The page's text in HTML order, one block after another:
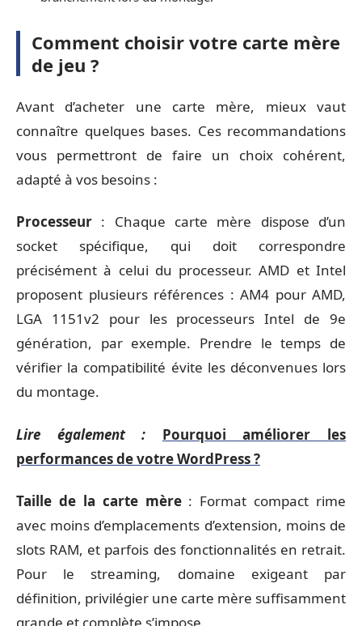
Comment choisir votre carte mère
de jeu ?
Avant d’acheter une carte mère, mieux vaut
connaître quelques bases. Ces recommandations
vous permettront de faire un choix cohérent,
adapté à vos besoins :
Processeur : Chaque carte mère dispose d’un
socket spécifique, qui doit correspondre
précisément à celui du processeur. AMD et Intel
proposent plusieurs références : AM4 pour AMD,
LGA 1151v2 pour les processeurs Intel de 9e
génération, par exemple. Prendre le temps de
vérifier la compatibilité évite les déconvenues lors
du montage.
Lire également :
Pourquoi améliorer les
performances de votre WordPress ?
Taille de la carte mère: Format compact rime
avec moins d’emplacements d’extension, moins de
slots RAM, et parfois des fonctionnalités en retrait.
Pour le streaming, domaine exigeant par
définition, privilégier une carte mère suffisamment